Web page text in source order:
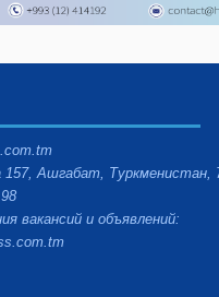
157, Ашгабат, Туркменистан,
вакансий и объявлений: